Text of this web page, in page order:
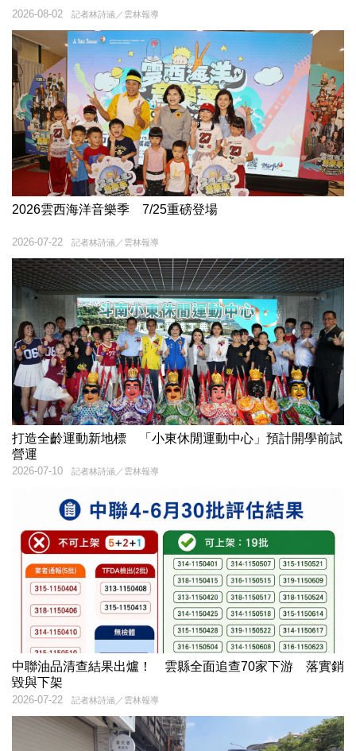
記者林詩涵／雲林報導
2026-08-02
2026雲西海洋音樂季 7/25重磅登場
記者林詩涵／雲林報導
2026-07-22
打造全齡運動新地標 「小東休閒運動中心」預計開學前試
營運
記者林詩涵／雲林報導
2026-07-10
中聯油品清查結果出爐！ 雲縣全面追查70家下游 落實銷
毀與下架
記者林詩涵／雲林報導
2026-07-22